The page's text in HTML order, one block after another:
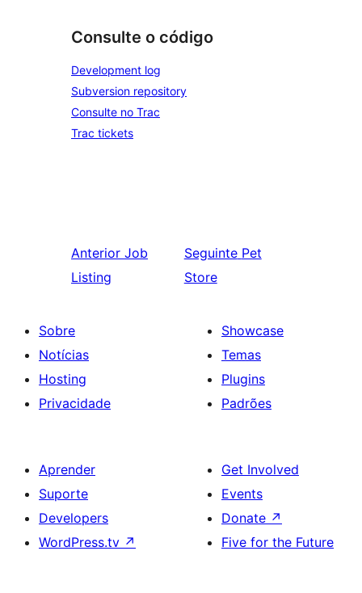
Consulte o código
Development log
Subversion repository
Consulte no Trac
Trac tickets
Anterior Job
Listing
Seguinte Pet
Store
Sobre
Notícias
Hosting
Privacidade
Showcase
Temas
Plugins
Padrões
Aprender
Suporte
Developers
WordPress.tv ↗
Get Involved
Events
Donate ↗
Five for the Future